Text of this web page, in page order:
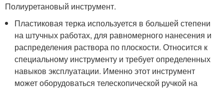
Полиуретановый инструмент.
Пластиковая терка используется в большей степени
на штучных работах, для равномерного нанесения и
распределения раствора по плоскости. Относится к
специальному инструменту и требует определенных
навыков эксплуатации. Именно этот инструмент
может оборудоваться телескопической ручкой на